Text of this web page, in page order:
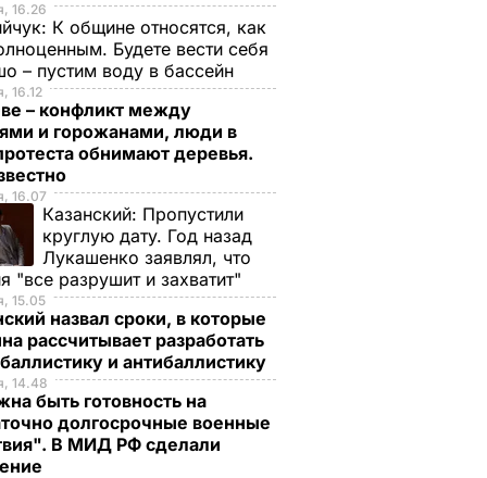
16.26
К общине относятся, как
Будете вести себя
– пустим воду в бассейн
16.12
– конфликт между
и горожанами, люди в
обнимают деревья.
16.07
Казанский: Пропустили
круглую дату. Год назад
Лукашенко заявлял, что
"все разрушит и захватит"
15.05
назвал сроки, в которые
рассчитывает разработать
и антибаллистику
14.48
быть готовность на
долгосрочные военные
В МИД РФ сделали